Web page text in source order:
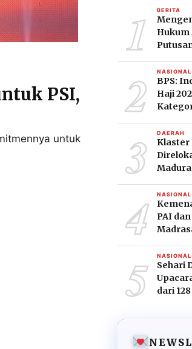
PSI,
untuk
1 BERITA
Hukum
2 NASIONAL
BPS:
Haji
3 DAERAH
Klaster
4 NASIONAL
PAI
5 NASIONAL
Sehari
dari